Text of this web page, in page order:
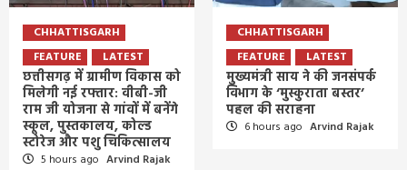
CHHATTISGARH
FEATURE
LATEST
छत्तीसगढ़ में ग्रामीण विकास को
मिलेगी नई रफ्तार: वीबी-जी
राम जी योजना से गांवों में बनेंगे
स्कूल, पुस्तकालय, कोल्ड
स्टोरेज और पशु चिकित्सालय
5 hours ago Arvind Rajak
CHHATTISGARH
FEATURE
LATEST
मुख्यमंत्री साय ने की जनसंपर्क
विभाग के ‘मुस्कुराता बस्तर’
पहल की सराहना
6 hours ago Arvind Rajak